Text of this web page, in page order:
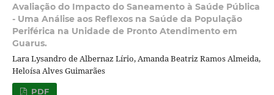
Avaliação do Impacto do Saneamento à Saúde Pública
- Uma Análise aos Reflexos na Saúde da População
Periférica na Unidade de Pronto Atendimento em
Guarus.
Lara Lysandro de Albernaz Lírio, Amanda Beatriz Ramos Almeida,
Heloísa Alves Guimarães
PDF